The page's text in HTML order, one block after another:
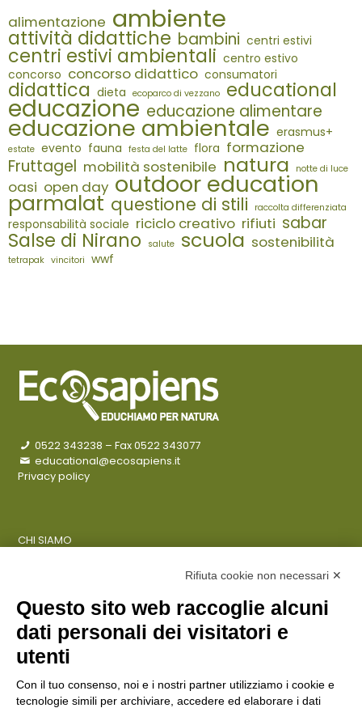
alimentazione ambiente
attività didattiche bambini centri estivi
centri estivi ambientali centro estivo
concorso concorso didattico consumatori
didattica dieta ecoparco di vezzano educational
educazione educazione alimentare
educazione ambientale erasmus+
estate evento fauna festa del latte flora formazione
Fruttagel mobilità sostenibile natura notte di luce
oasi open day outdoor education
parmalat questione di stili raccolta differenziata
responsabilità sociale riciclo creativo rifiuti sabar
Salse di Nirano salute scuola sostenibilità
tetrapak vincitori wwf
0522 343238 – Fax 0522 343077
educational@ecosapiens.it
Privacy policy
CHI SIAMO
ENTI PUBBLICI
SCUOLE
CITTADINI E FAMIGLIE
Rifiuta cookie non necessari ✕
Questo sito web raccoglie alcuni
dati personali dei visitatori e
utenti
Con il tuo consenso, noi e i nostri partner utilizziamo i cookie e
tecnologie simili per archiviare, accedere ed elaborare i dati